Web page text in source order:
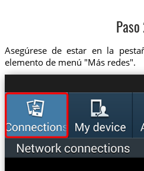
Paso
Asegúrese de estar en la
elemento de menú "Más redes".